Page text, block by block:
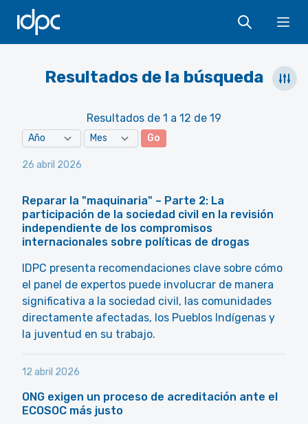
IDPC
Resultados de la búsqueda
Resultados de 1 a 12 de 19
Go
26 abril 2026
Reparar la "maquinaria" – Parte 2: La
participación de la sociedad civil en la revisión
independiente de los compromisos
internacionales sobre políticas de drogas
IDPC presenta recomendaciones clave sobre cómo
el panel de expertos puede involucrar de manera
significativa a la sociedad civil, las comunidades
directamente afectadas, los Pueblos Indígenas y
la juventud en su trabajo.
12 abril 2026
ONG exigen un proceso de acreditación ante el
ECOSOC más justo